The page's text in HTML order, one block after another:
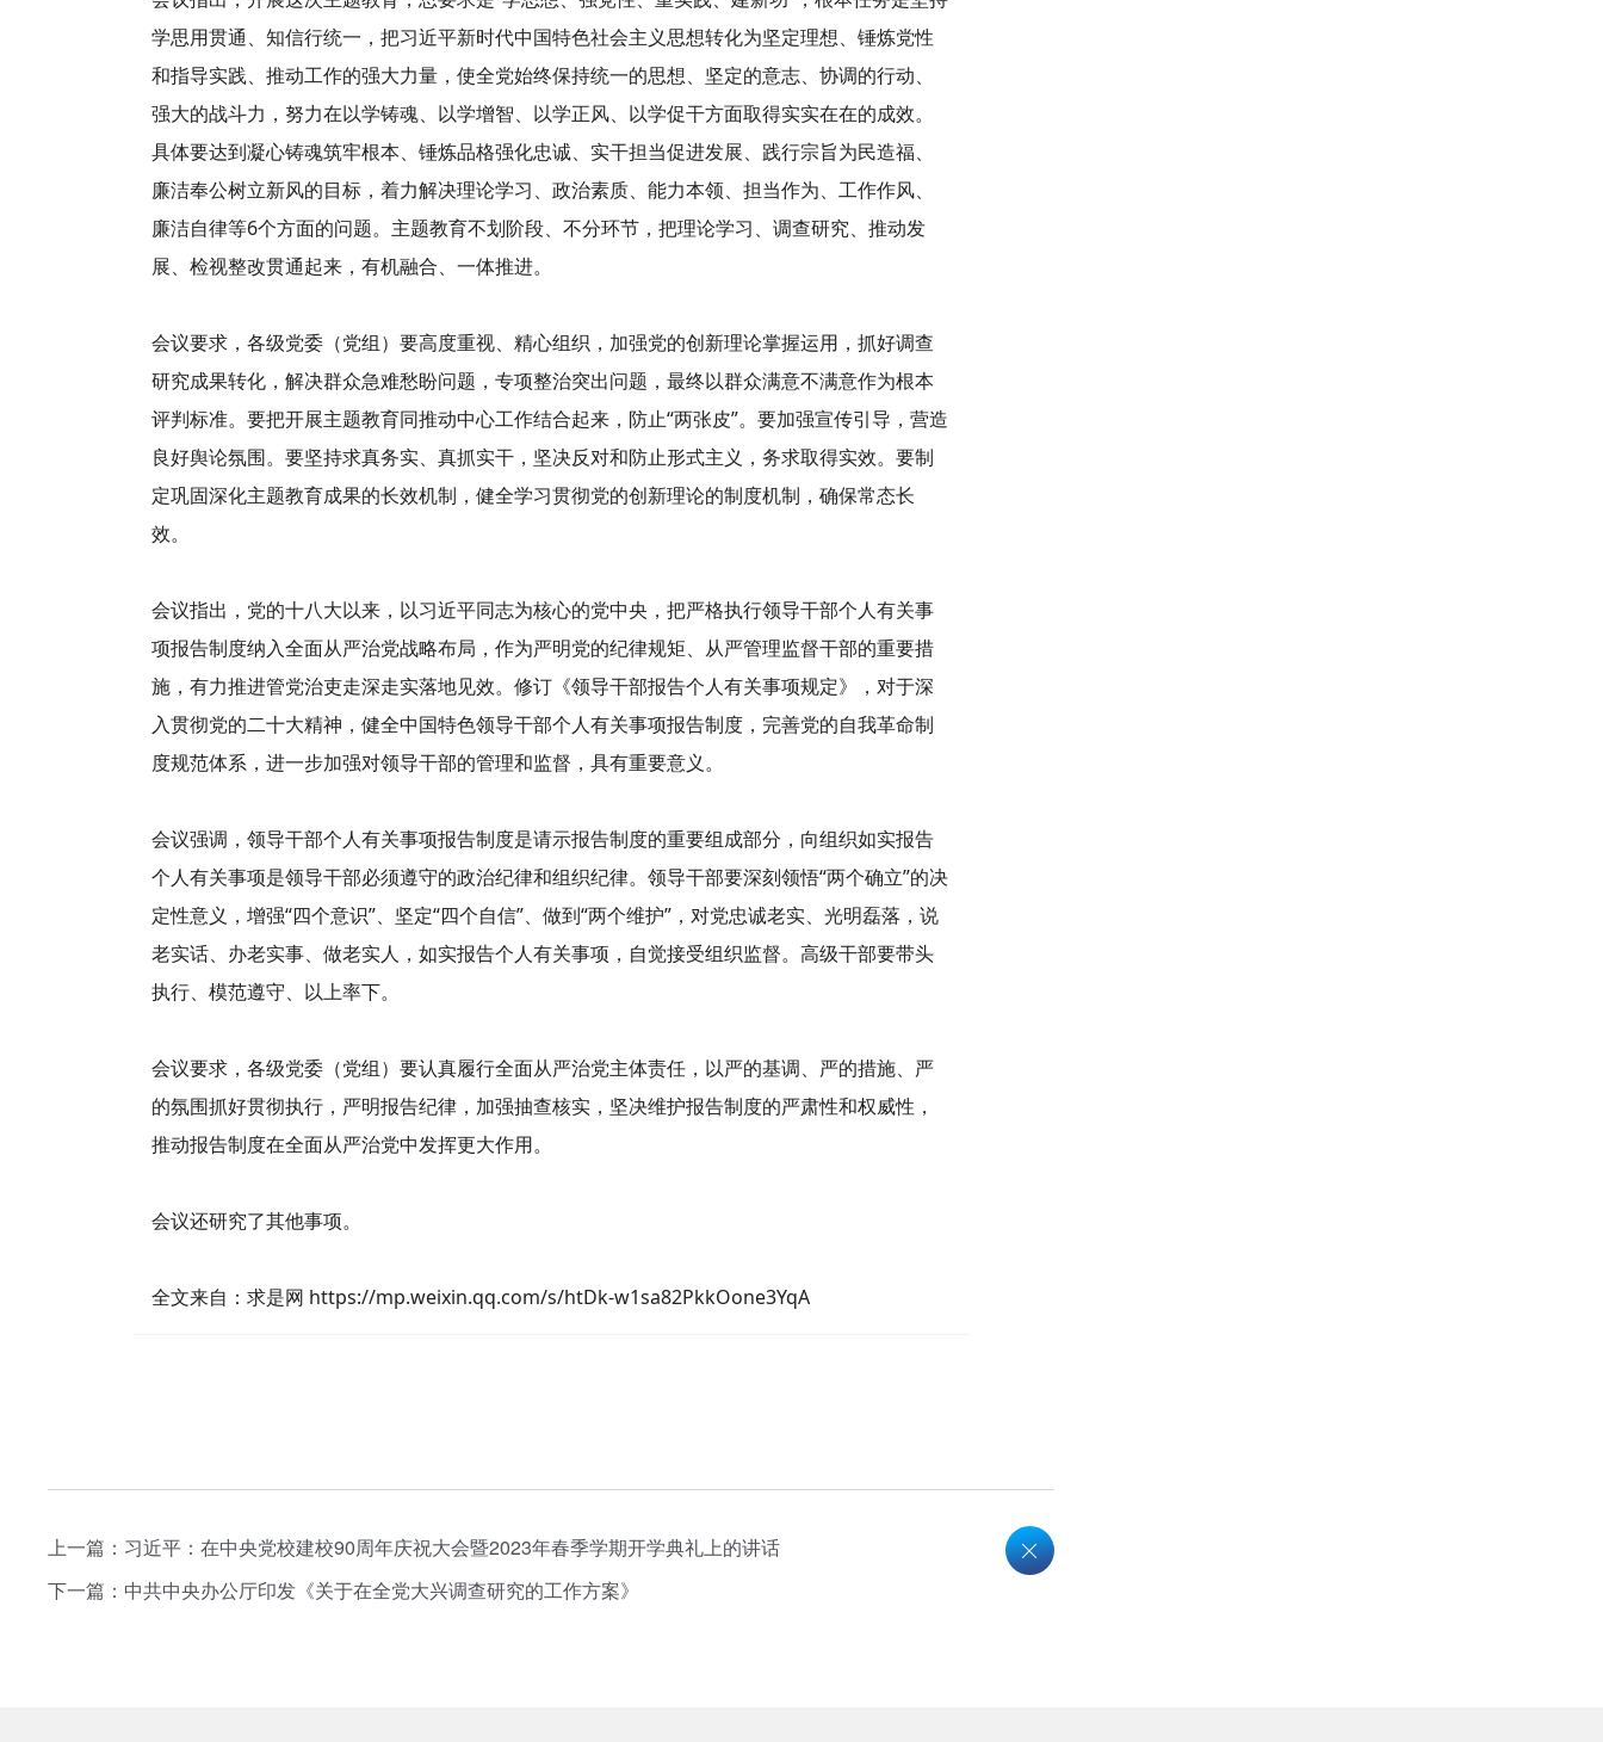
我们是谁
我们发生了什么
学思用贯通、知信行统一，把习近平新时代中国特色社会主义思想转化为坚定理想、锤炼党性
和指导实践、推动工作的强大力量，使全党始终保持统一的思想、坚定的意志、协调的行动、
强大的战斗力，努力在以学铸魂、以学增智、以学正风、以学促干方面取得实实在在的成效。
具体要达到凝心铸魂筑牢根本、锤炼品格强化忠诚、实干担当促进发展、践行宗旨为民造福、
廉洁奉公树立新风的目标，着力解决理论学习、政治素质、能力本领、担当作为、工作作风、
廉洁自律等6个方面的问题。主题教育不划阶段、不分环节，把理论学习、调查研究、推动发
展、检视整改贯通起来，有机融合、一体推进。
会议要求，各级党委（党组）要高度重视、精心组织，加强党的创新理论掌握运用，抓好调查
研究成果转化，解决群众急难愁盼问题，专项整治突出问题，最终以群众满意不满意作为根本
评判标准。要把开展主题教育同推动中心工作结合起来，防止“两张皮”。要加强宣传引导，营造
良好舆论氛围。要坚持求真务实、真抓实干，坚决反对和防止形式主义，务求取得实效。要制
定巩固深化主题教育成果的长效机制，健全学习贯彻党的创新理论的制度机制，确保常态长
效。
会议指出，党的十八大以来，以习近平同志为核心的党中央，把严格执行领导干部个人有关事
项报告制度纳入全面从严治党战略布局，作为严明党的纪律规矩、从严管理监督干部的重要措
施，有力推进管党治吏走深走实落地见效。修订《领导干部报告个人有关事项规定》，对于深
入贯彻党的二十大精神，健全中国特色领导干部个人有关事项报告制度，完善党的自我革命制
度规范体系，进一步加强对领导干部的管理和监督，具有重要意义。
会议强调，领导干部个人有关事项报告制度是请示报告制度的重要组成部分，向组织如实报告
个人有关事项是领导干部必须遵守的政治纪律和组织纪律。领导干部要深刻领悟“两个确立”的决
定性意义，增强“四个意识”、坚定“四个自信”、做到“两个维护”，对党忠诚老实、光明磊落，说
老实话、办老实事、做老实人，如实报告个人有关事项，自觉接受组织监督。高级干部要带头
执行、模范遵守、以上率下。
会议要求，各级党委（党组）要认真履行全面从严治党主体责任，以严的基调、严的措施、严
的氛围抓好贯彻执行，严明报告纪律，加强抽查核实，坚决维护报告制度的严肃性和权威性，
推动报告制度在全面从严治党中发挥更大作用。
会议还研究了其他事项。
全文来自：求是网 https://mp.weixin.qq.com/s/htDk-w1sa82PkkOone3YqA
上一篇：习近平：在中央党校建校90周年庆祝大会暨2023年春季学期开学典礼上的讲话
下一篇：中共中央办公厅印发《关于在全党大兴调查研究的工作方案》